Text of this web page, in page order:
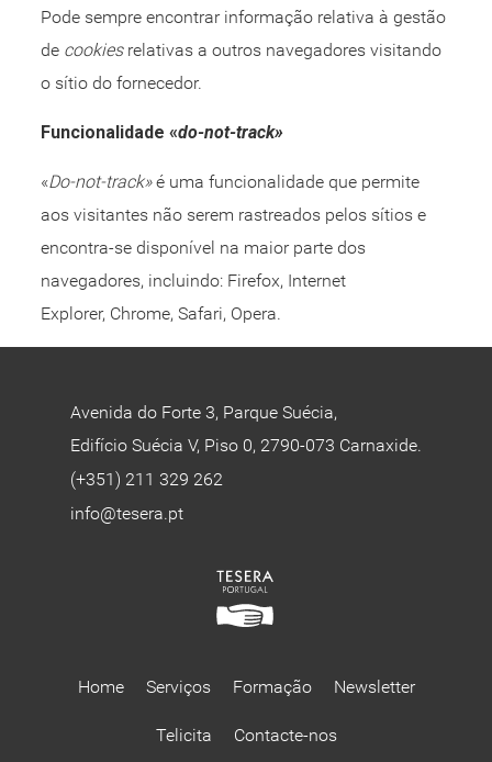
Pode sempre encontrar informação relativa à gestão
de cookiesrelativas a outros navegadores visitando
o sítio do fornecedor.
Funcionalidade «do-not-track»
«Do-not-track»é uma funcionalidade que permite
aos visitantes não serem rastreados pelos sítios e
encontra-se disponível na maior parte dos
navegadores, incluindo: Firefox, Internet
Explorer, Chrome, Safari, Opera.
Avenida do Forte 3, Parque Suécia,
Edifício Suécia V, Piso 0, 2790-073 Carnaxide.
(+351) 211 329 262
info@tesera.pt
Home Serviços Formação Newsletter
Telicita Contacte-nos